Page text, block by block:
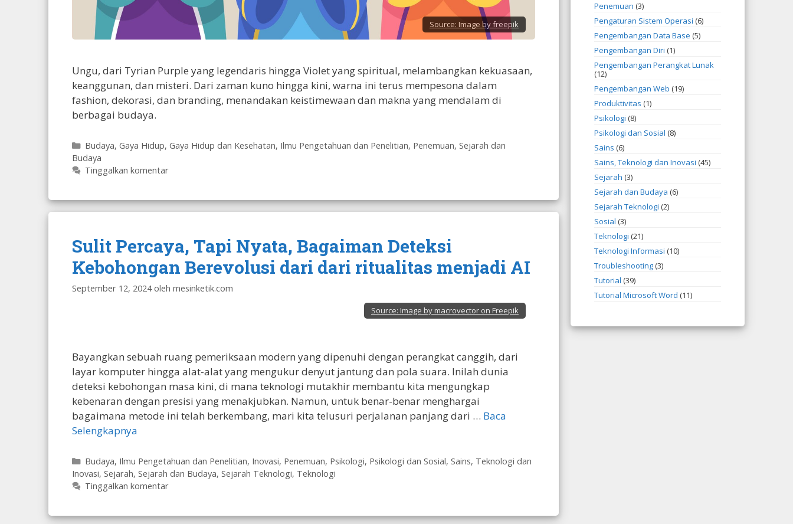
Source: Image by freepik
Ungu, dari Tyrian Purple yang legendaris hingga Violet yang spiritual, melambangkan kekuasaan,
keanggunan, dan misteri. Dari zaman kuno hingga kini, warna ini terus mempesona dalam
fashion, dekorasi, dan branding, menandakan keistimewaan dan makna yang mendalam di
berbagai budaya.
Kategori
Budaya, Gaya Hidup, Gaya Hidup dan Kesehatan, Ilmu Pengetahuan dan Penelitian, Penemuan, Sejarah dan
Budaya
Tinggalkan komentar
Sulit Percaya, Tapi Nyata, Bagaiman Deteksi
Kebohongan Berevolusi dari dari ritualitas menjadi AI
September 12, 2024 oleh mesinketik.com
Source: Image by macrovector on Freepik
Bayangkan sebuah ruang pemeriksaan modern yang dipenuhi dengan perangkat canggih, dari
layar komputer hingga alat-alat yang mengukur denyut jantung dan pola suara. Inilah dunia
deteksi kebohongan masa kini, di mana teknologi mutakhir membantu kita mengungkap
kebenaran dengan presisi yang menakjubkan. Namun, untuk benar-benar menghargai
bagaimana metode ini telah berkembang, mari kita telusuri perjalanan panjang dari … Baca
Selengkapnya
Kategori
Budaya, Ilmu Pengetahuan dan Penelitian, Inovasi, Penemuan, Psikologi, Psikologi dan Sosial, Sains, Teknologi dan
Inovasi, Sejarah, Sejarah dan Budaya, Sejarah Teknologi, Teknologi
Tinggalkan komentar
Penemuan (3)
Pengaturan Sistem Operasi (6)
Pengembangan Data Base (5)
Pengembangan Diri (1)
Pengembangan Perangkat Lunak
(12)
Pengembangan Web (19)
Produktivitas (1)
Psikologi (8)
Psikologi dan Sosial (8)
Sains (6)
Sains, Teknologi dan Inovasi (45)
Sejarah (3)
Sejarah dan Budaya (6)
Sejarah Teknologi (2)
Sosial (3)
Teknologi (21)
Teknologi Informasi (10)
Troubleshooting (3)
Tutorial (39)
Tutorial Microsoft Word (11)